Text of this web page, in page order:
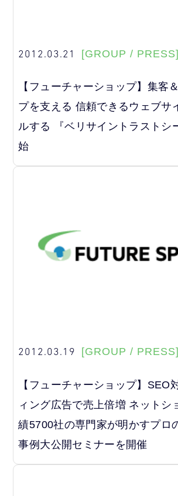
2012.03.21 [GROUP / PRESS]
【フューチャーショップ】集客
プを支える 信頼できるウェブサ
ルする 『ベリサイントラストシ
始
2012.03.19 [GROUP / PRESS]
【フューチャーショップ】SEO
ィング広告で売上倍増 ネットシ
績5700社の専門家が明かすプロ
事例大公開セミナーを開催